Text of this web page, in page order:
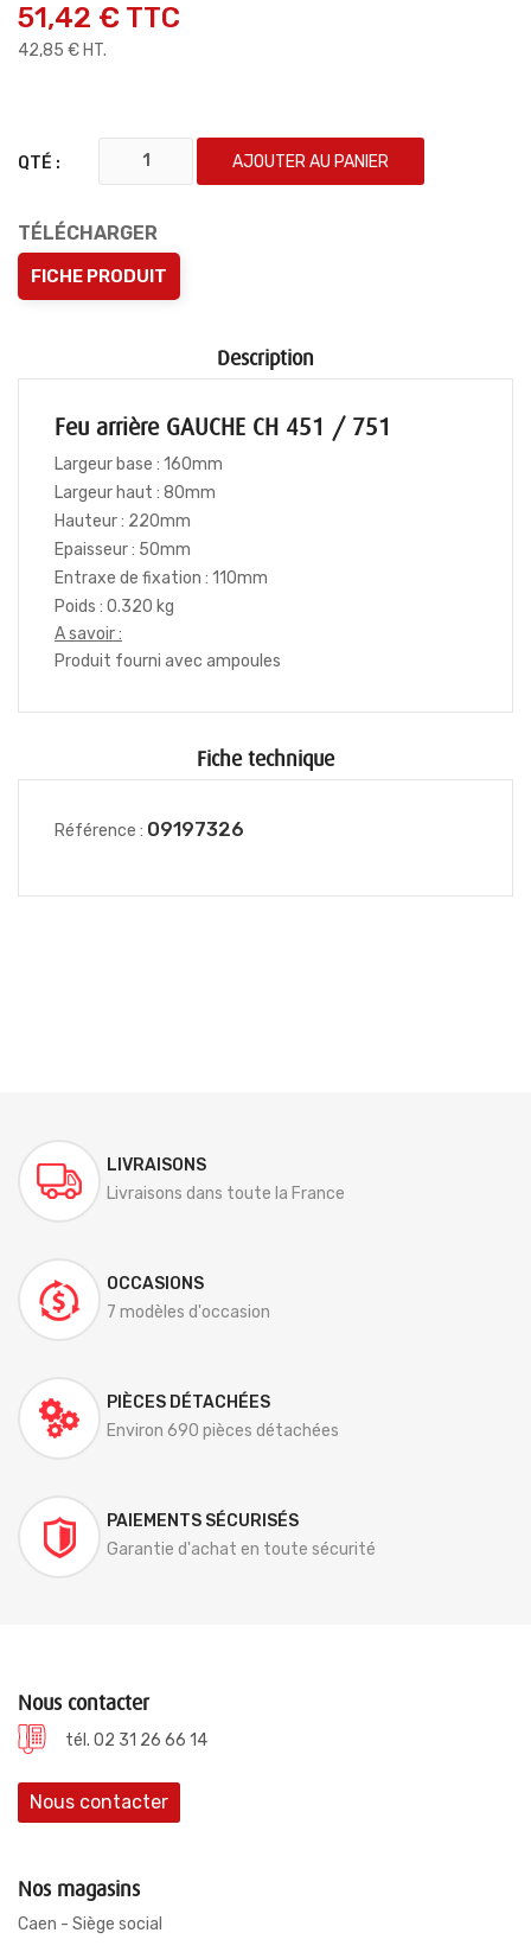
51,42 € TTC
42,85 € HT.
QTÉ : AJOUTER AU PANIER
TÉLÉCHARGER
FICHE PRODUIT
Description
Feu arrière GAUCHE CH 451 / 751
Largeur base : 160mm
Largeur haut : 80mm
Hauteur : 220mm
Epaisseur : 50mm
Entraxe de fixation : 110mm
Poids : 0.320 kg
A savoir :
Produit fourni avec ampoules
Fiche technique
Référence : 09197326
LIVRAISONS
Livraisons dans toute la France
OCCASIONS
7 modèles d'occasion
PIÈCES DÉTACHÉES
Environ 690 pièces détachées
PAIEMENTS SÉCURISÉS
Garantie d'achat en toute sécurité
Nous contacter
tél. 02 31 26 66 14
Nous contacter
Nos magasins
Caen - Siège social